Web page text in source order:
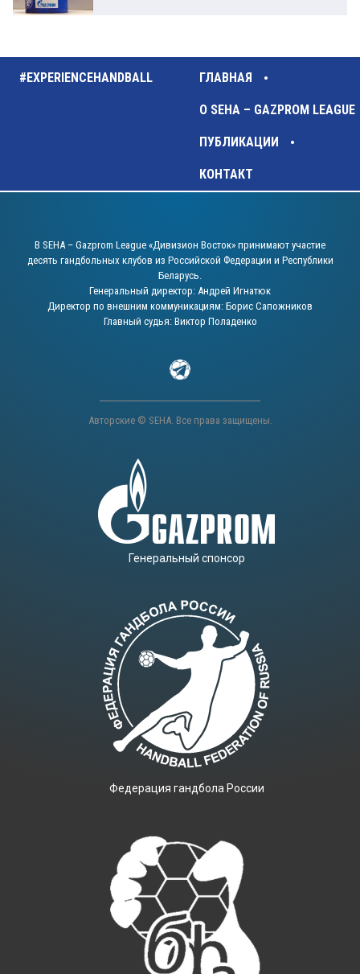
#EXPERIENCEHANDBALL ГЛАВНАЯ
О SEHA – GAZPROM LEAGUE
ПУБЛИКАЦИИ
КОНТАКТ
В SEHA – Gazprom League «Дивизион Восток» принимают участие
десять гандбольных клубов из Российской Федерации и Республики
Беларусь.
Генеральный директор: Андрей Игнатюк
Директор по внешним коммуникациям: Борис Сапожников
Главный судья: Виктор Поладенко
Авторские © SEHA. Все права защищены.
Генеральный спонсор
Фeдерация гандбола России